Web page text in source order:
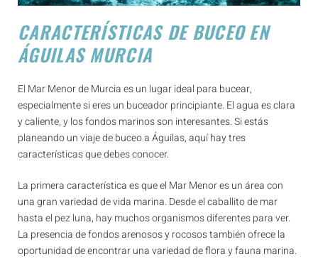
CARACTERÍSTICAS DE BUCEO EN
ÁGUILAS MURCIA
El Mar Menor de Murcia es un lugar ideal para bucear,
especialmente si eres un buceador principiante. El agua es clara
y caliente, y los fondos marinos son interesantes. Si estás
planeando un viaje de buceo a Águilas, aquí hay tres
características que debes conocer.
La primera característica es que el Mar Menor es un área con
una gran variedad de vida marina. Desde el caballito de mar
hasta el pez luna, hay muchos organismos diferentes para ver.
La presencia de fondos arenosos y rocosos también ofrece la
oportunidad de encontrar una variedad de flora y fauna marina.